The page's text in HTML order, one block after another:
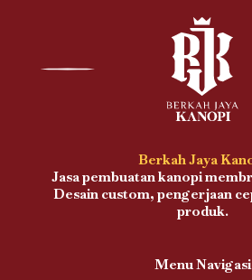
Berkah Jaya
Jasa pembuatan kanopi
Desain custom, pengerjaan
produk.
Menu Navigasi